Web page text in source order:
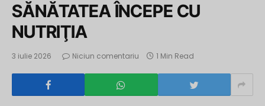
SĂNĂTATEA ÎNCEPE CU
NUTRIŢIA
3 iulie 2026 Niciun comentariu 1 Min Read